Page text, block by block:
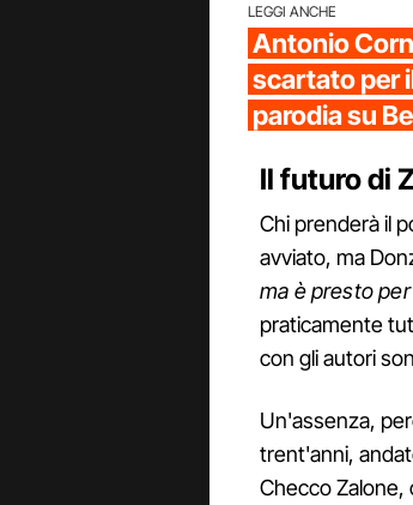
LEGGI ANCHE
Antonio
scartato per
parodia su
Il futuro di
Chi prenderà il
avviato, ma
ma è presto
praticamente
con gli autori
Un'assenza,
trent'anni,
Checco Zalone,